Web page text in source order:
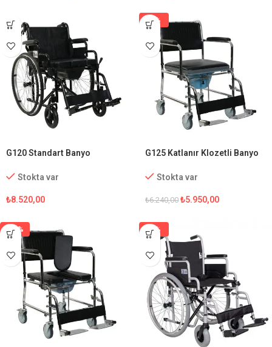
G120 Standart Banyo
Stokta var
₺8.520,00
-5%
G125 Katlanır Klozetli Banyo
Stokta var
₺6.240,00 ₺5.950,00
-15% -1%